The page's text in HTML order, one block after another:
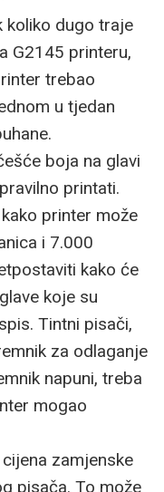
koliko dugo traje
G2145 printeru,
trebao
u tjedan
boja na glavi
printati.
printer može
i 7.000
kako će
koje su
Tintni pisači,
za odlaganje
napuni, treba
mogao
zamjenske
pisača. To može